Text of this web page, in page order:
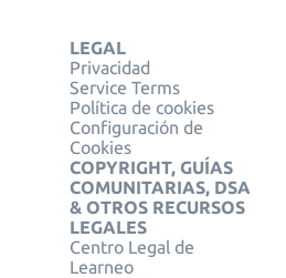
LEGAL
Privacidad
Service Terms
Política de cookies
Configuración de
Cookies
COPYRIGHT, GUÍAS
COMUNITARIAS, DSA
& OTROS RECURSOS
LEGALES
Centro Legal de
Learneo